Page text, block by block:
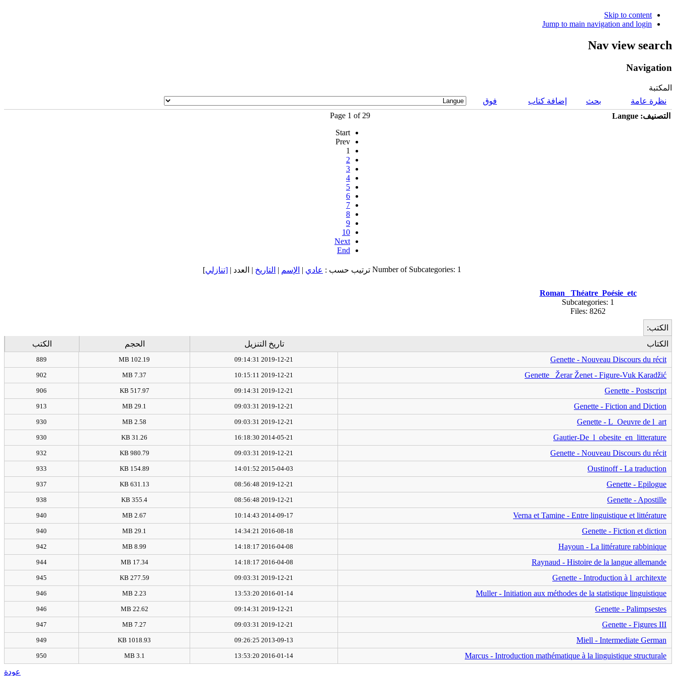
Skip to content
Jump to main navigation and login
Nav view search
Navigation
المكتبة
نظرة عامة
بحث إضافة كتاب
فوق
التصنيف: Langue
Page 1 of 29
Start
Prev
1
2
3
4
5
6
7
8
9
10
Next
End
Number of Subcategories: 1 ترتيب حسب : عادي | الإسم | التاريخ | العدد | [تنازلي]
Roman_ Théatre_Poésie_etc
Subcategories: 1
Files: 8262
الكتب:
الكتاب
تاريخ التنزيل الحجم
الكتب
Genette - Nouveau Discours du récit
2019-12-21 09:14:31
102.19 MB
889
Genette_ Žerar Ženet - Figure-Vuk Karadžić
2019-12-21 10:15:11
7.37 MB
902
Genette - Postscript
2019-12-21 09:14:31
517.97 KB
906
Genette - Fiction and Diction
2019-12-21 09:03:31
29.1 MB
913
Genette - L_Oeuvre de l_art
2019-12-21 09:03:31
2.58 MB
930
Gautier-De_l_obesite_en_litterature
2014-05-21 16:18:30
31.26 KB
930
Genette - Nouveau Discours du récit
2019-12-21 09:03:31
980.79 KB
932
Oustinoff - La traduction
2015-04-03 14:01:52
154.89 KB
933
Genette - Epilogue
2019-12-21 08:56:48
631.13 KB
937
Genette - Apostille
2019-12-21 08:56:48
355.4 KB
938
Verna et Tamine - Entre linguistique et littérature
2014-09-17 10:14:43
2.67 MB
940
Genette - Fiction et diction
2016-08-18 14:34:21
29.1 MB
940
Hayoun - La littérature rabbinique
2016-04-08 14:18:17
8.99 MB
942
Raynaud - Histoire de la langue allemande
2016-04-08 14:18:17
17.34 MB
944
Genette - Introduction à l_architexte
2019-12-21 09:03:31
277.59 KB
945
Muller - Initiation aux méthodes de la statistique linguistique
2016-01-14 13:53:20
2.23 MB
946
Genette - Palimpsestes
2019-12-21 09:14:31
22.62 MB
946
Genette - Figures III
2019-12-21 09:03:31
7.27 MB
947
Miell - Intermediate German
2013-09-13 09:26:25
1018.93 KB
949
Marcus - Introduction mathématique à la linguistique structurale
2016-01-14 13:53:20
3.1 MB
950
عودة